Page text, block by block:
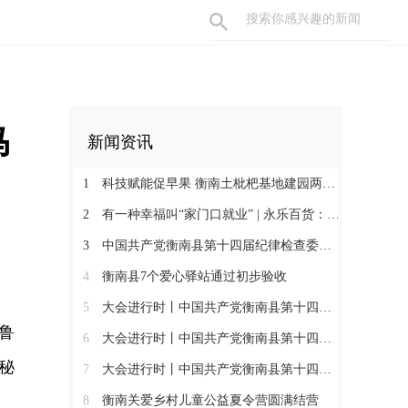
新闻资讯
1 科技赋能促早果 衡南土枇杷基地建园两年见果助振兴
2 有一种幸福叫“家门口就业” | 永乐百货：守护百姓三餐四季 搭建就业暖心平台
3 中国共产党衡南县第十四届纪律检查委员会第一次全体会议召开 肖高德当选县纪委书记
4 衡南县7个爱心驿站通过初步验收
5 大会进行时丨中国共产党衡南县第十四次代表大会第三次大会召开
6 大会进行时丨中国共产党衡南县第十四次代表大会主席团举行第六次会议
7 大会进行时丨中国共产党衡南县第十四次代表大会主席团举行第五次会议
8 衡南关爱乡村儿童公益夏令营圆满结营